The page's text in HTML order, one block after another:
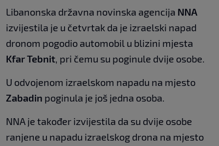
Libanonska državna novinska agencija NNA
izvijestila je u četvrtak da je izraelski napad
dronom pogodio automobil u blizini mjesta
Kfar Tebnit, pri čemu su poginule dvije osobe.
U odvojenom izraelskom napadu na mjesto
Zabadin poginula je još jedna osoba.
NNA je također izvijestila da su dvije osobe
ranjene u napadu izraelskog drona na mjesto